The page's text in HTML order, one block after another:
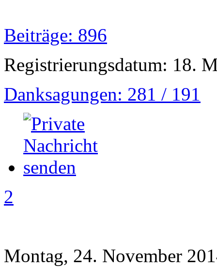
Beiträge: 896
Registrierungsdatum: 18.
Danksagungen: 281 / 191
2
Montag, 24. November